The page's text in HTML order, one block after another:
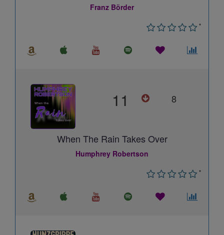
Franz Börder
*
11 8
When The Rain Takes Over
Humphrey Robertson
*